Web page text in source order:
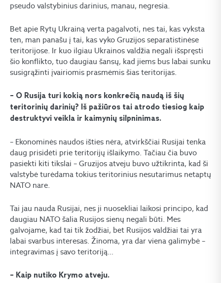
pseudo valstybinius darinius, manau, negresia.
Bet apie Rytų Ukrainą verta pagalvoti, nes tai, kas vyksta
ten, man panašu į tai, kas vyko Gruzijos separatistinėse
teritorijose. Ir kuo ilgiau Ukrainos valdžia negali išspręsti
šio konflikto, tuo daugiau šansų, kad jiems bus labai sunku
susigrąžinti įvairiomis prasmėmis šias teritorijas.
– O Rusija turi kokią nors konkrečią naudą iš šių
teritorinių darinių? Iš pažiūros tai atrodo tiesiog kaip
destruktyvi veikla ir kaimynių silpninimas.
– Ekonominės naudos išties nėra, atvirkščiai Rusijai tenka
daug prisidėti prie teritorijų išlaikymo. Tačiau čia buvo
pasiekti kiti tikslai – Gruzijos atveju buvo užtikrinta, kad ši
valstybė turėdama tokius teritorinius nesutarimus netaptų
NATO nare.
Tai jau nauda Rusijai, nes ji nuosekliai laikosi principo, kad
daugiau NATO šalia Rusijos sienų negali būti. Mes
galvojame, kad tai tik žodžiai, bet Rusijos valdžiai tai yra
labai svarbus interesas. Žinoma, yra dar viena galimybė –
integravimas į savo teritoriją…
– Kaip nutiko Krymo atveju.